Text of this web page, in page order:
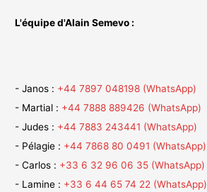
L'équipe d'Alain Semevo :
- Janos : +44 7897 048198 (WhatsApp)
- Martial : +44 7888 889426 (WhatsApp)
- Judes : +44 7883 243441 (WhatsApp)
- Pélagie : +44 7868 80 0491 (WhatsApp)
- Carlos : +33 6 32 96 06 35 (WhatsApp)
- Lamine : +33 6 44 65 74 22 (WhatsApp)